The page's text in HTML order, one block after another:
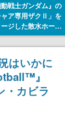
動戦士ガンダム』の
ャア専用ザクⅡ」を
ジした散水ホース
が予約開始。本体
ャアのパーソナル
やジオン公国軍の
レム、型式番号な
置
はいかに
』
・カビラ